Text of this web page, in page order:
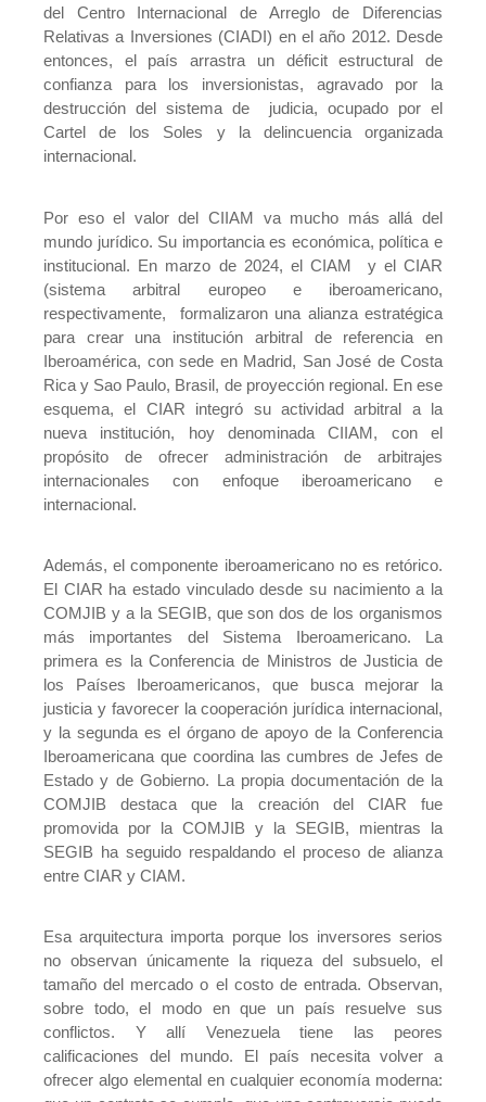
del Centro Internacional de Arreglo de Diferencias
Relativas a Inversiones (CIADI) en el año 2012. Desde
entonces, el país arrastra un déficit estructural de
confianza para los inversionistas, agravado por la
destrucción del sistema de judicia, ocupado por el
Cartel de los Soles y la delincuencia organizada
internacional.
Por eso el valor del CIIAM va mucho más allá del
mundo jurídico. Su importancia es económica, política e
institucional. En marzo de 2024, el CIAM y el CIAR
(sistema arbitral europeo e iberoamericano,
respectivamente, formalizaron una alianza estratégica
para crear una institución arbitral de referencia en
Iberoamérica, con sede en Madrid, San José de Costa
Rica y Sao Paulo, Brasil, de proyección regional. En ese
esquema, el CIAR integró su actividad arbitral a la
nueva institución, hoy denominada CIIAM, con el
propósito de ofrecer administración de arbitrajes
internacionales con enfoque iberoamericano e
internacional.
Además, el componente iberoamericano no es retórico.
El CIAR ha estado vinculado desde su nacimiento a la
COMJIB y a la SEGIB, que son dos de los organismos
más importantes del Sistema Iberoamericano. La
primera es la Conferencia de Ministros de Justicia de
los Países Iberoamericanos, que busca mejorar la
justicia y favorecer la cooperación jurídica internacional,
y la segunda es el órgano de apoyo de la Conferencia
Iberoamericana que coordina las cumbres de Jefes de
Estado y de Gobierno. La propia documentación de la
COMJIB destaca que la creación del CIAR fue
promovida por la COMJIB y la SEGIB, mientras la
SEGIB ha seguido respaldando el proceso de alianza
entre CIAR y CIAM.
Esa arquitectura importa porque los inversores serios
no observan únicamente la riqueza del subsuelo, el
tamaño del mercado o el costo de entrada. Observan,
sobre todo, el modo en que un país resuelve sus
conflictos. Y allí Venezuela tiene las peores
calificaciones del mundo. El país necesita volver a
ofrecer algo elemental en cualquier economía moderna: